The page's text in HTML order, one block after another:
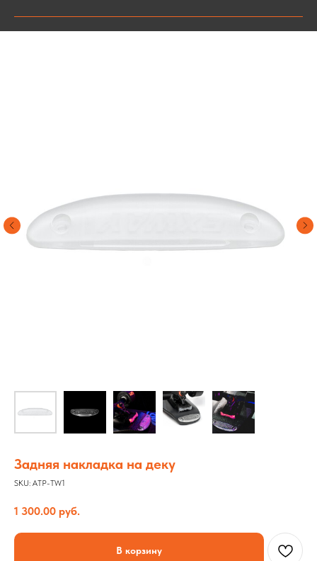
Задняя накладка на деку
SKU: ATP-TW1
1 300.00 руб.
В корзину